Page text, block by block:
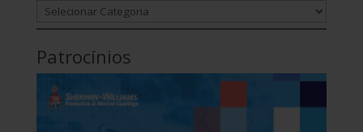
Categorias
Patrocínios